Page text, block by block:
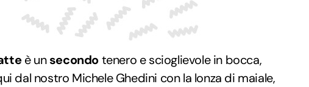
è unsecondotenero e scioglievole in bocca,
dal nostro Michele Ghedini con la lonza di maiale,